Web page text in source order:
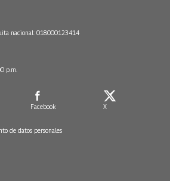
nacional: 018000123414
p.m.
Facebook X
de datos personales